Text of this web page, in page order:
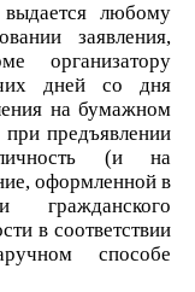
выдается любому
заявления,
организатору
дней со дня
на бумажном
предъявлении
личность (и на
оформленной в
гражданского
в соответствии
способе